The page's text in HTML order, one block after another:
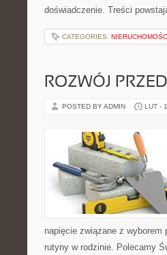
doświadczenie. Treści
CATEGORIES:
ROZWÓJ
POSTED BY ADMIN LUT -
napięcie związane z
rutyny w rodzinie. Polecamy